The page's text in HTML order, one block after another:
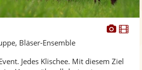
Fotos
Bläser-Ensemble
Jedes Klischee. Mit diesem Ziel